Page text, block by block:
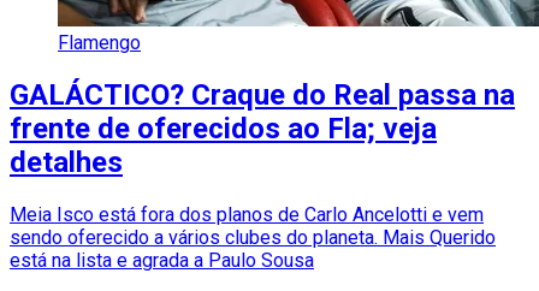
Flamengo
GALÁCTICO? Craque do Real passa na
frente de oferecidos ao Fla; veja
detalhes
Meia Isco está fora dos planos de Carlo Ancelotti e vem
sendo oferecido a vários clubes do planeta. Mais Querido
está na lista e agrada a Paulo Sousa